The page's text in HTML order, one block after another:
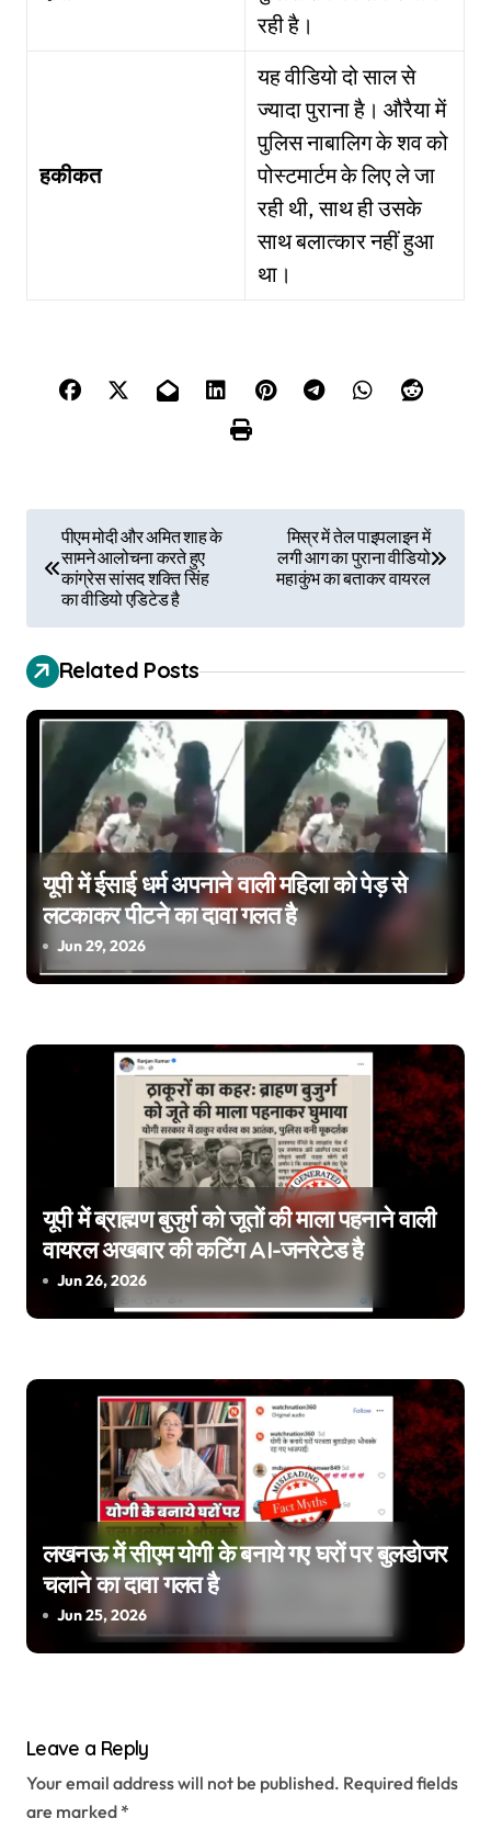
रही है।
हकीकत
यह वीडियो दो साल से
ज्यादा पुराना है। औरैया में
पुलिस नाबालिग के शव को
पोस्टमार्टम के लिए ले जा
रही थी, साथ ही उसके
साथ बलात्कार नहीं हुआ
था।
s
t
n
g
a
t
o
पीएम मोदी और अमित शाह के
सामने आलोचना करते हुए
कांग्रेस सांसद शक्ति सिंह
का वीडियो एडिटेड है
मिस्र में तेल पाइपलाइन में
लगी आग का पुराना वीडियो
महाकुंभ का बताकर वायरल
Related Posts
यूपी में ईसाई धर्म अपनाने वाली महिला को पेड़ से
लटकाकर पीटने का दावा गलत है
Jun 29, 2026
यूपी में ब्राह्मण बुजुर्ग को जूतों की माला पहनाने वाली
वायरल अखबार की कटिंग AI-जनरेटेड है
Jun 26, 2026
लखनऊ में सीएम योगी के बनाये गए घरों पर बुलडोजर
चलाने का दावा गलत है
Jun 25, 2026
Leave a Reply
Your email address will not be published. Required fields
are marked *